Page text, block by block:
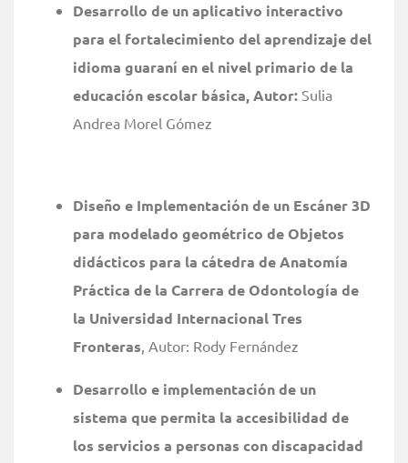
Desarrollo de un aplicativo interactivo
para el fortalecimiento del aprendizaje del
idioma guaraní en el nivel primario de la
educación escolar básica, Autor: Sulia
Andrea Morel Gómez
Diseño e Implementación de un Escáner 3D
para modelado geométrico de Objetos
didácticos para la cátedra de Anatomía
Práctica de la Carrera de Odontología de
la Universidad Internacional Tres
Fronteras, Autor: Rody Fernández
Desarrollo e implementación de un
sistema que permita la accesibilidad de
los servicios a personas con discapacidad